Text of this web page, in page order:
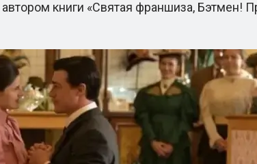
книги «Святая франшиза, Бэтмен!